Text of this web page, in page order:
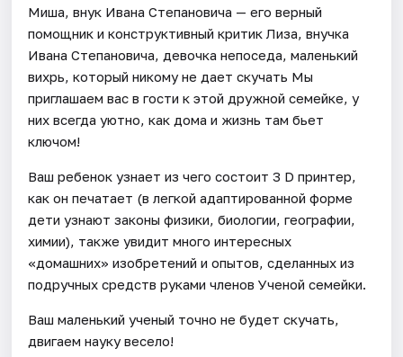
Миша, внук Ивана Степановича — его верный
помощник и конструктивный критик Лиза, внучка
Ивана Степановича, девочка непоседа, маленький
вихрь, который никому не дает скучать Мы
приглашаем вас в гости к этой дружной семейке, у
них всегда уютно, как дома и жизнь там бьет
ключом!
Ваш ребенок узнает из чего состоит 3 D принтер,
как он печатает (в легкой адаптированной форме
дети узнают законы физики, биологии, географии,
химии), также увидит много интересных
«домашних» изобретений и опытов, сделанных из
подручных средств руками членов Ученой семейки.
Ваш маленький ученый точно не будет скучать,
двигаем науку весело!